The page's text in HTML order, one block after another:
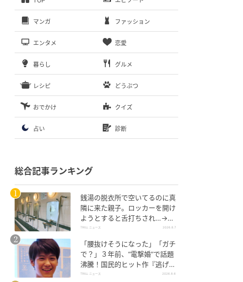
マンガ ファッション
エンタメ 恋愛
暮らし グルメ
レシピ どうぶつ
おでかけ クイズ
占い 診断
総合記事ランキング
銭湯の脱衣所で空いてるのに真
隣に来た親子。ロッカーを開け
ようとすると舌打ちされ…→直
後、娘の放った“純粋な一言”に
TRILL ニュース 2026.8.7
「腰抜けそうになった」「ガチ
で？」３年前、“電撃婚”で話題
沸騰！国民的ヒット作『逃げ
恥』で異彩放った【国宝級イケ
TRILL ニュース 2026.8.6